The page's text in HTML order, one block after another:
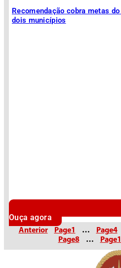
Recomendação cobra metas
dois municípios
Ouça agora
Anterior Page1 … Page4
Page8 … Page